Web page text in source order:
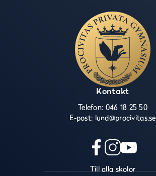
Kontakt
Telefon: 046 18 25 50
E-post: lund@procivitas.se
a
n
o
Till alla skolor